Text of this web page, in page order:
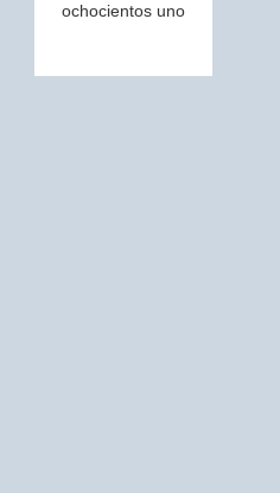
ochocientos uno